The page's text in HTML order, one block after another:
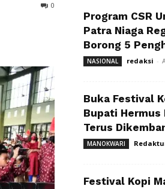
0
Program CSR
Patra Niaga
Borong 5
NASIONAL redaksi -
Buka Festival
Bupati
Terus
MANOKWARI
Festival Kopi